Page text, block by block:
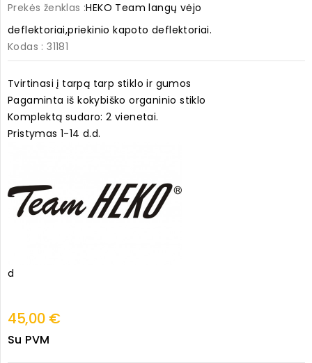
Prekės ženklas :HEKO Team langų vėjo
deflektoriai,priekinio kapoto deflektoriai.
Kodas : 31181
Tvirtinasi į tarpą tarp stiklo ir gumos
Pagaminta iš kokybiško organinio stiklo
Komplektą sudaro: 2 vienetai.
Pristymas 1-14 d.d.
d
45,00 €
Su PVM